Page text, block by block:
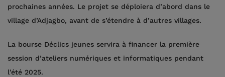
prochaines années. Le projet se déploiera d’abord dans le
village d’Adjagbo, avant de s’étendre à d’autres villages.
La bourse Déclics jeunes servira à financer la première
session d’ateliers numériques et informatiques pendant
l’été 2025.